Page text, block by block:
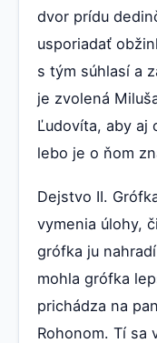
dvor prídu
usporiadať
s tým súhlasí a
je zvolená
Ľudovíta, aby aj
lebo je o ňom
Dejstvo II.
vymenia úlohy,
grófka ju
mohla grófka
prichádza na
Rohonom. Tí sa